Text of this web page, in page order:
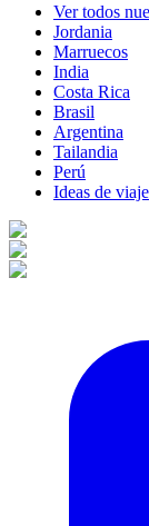
Ver todos
Jordania
Marruecos
India
Costa Rica
Brasil
Argentina
Tailandia
Perú
Ideas de viaje